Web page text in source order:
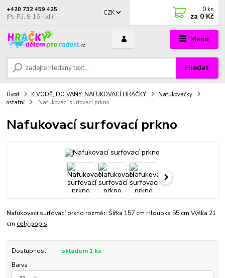
Menu
CZK
Hledat
+420 732 459 425
(Po-Pá, 8-16 hod.)
0 ks
za 0 Kč
Úvod K VODĚ, DO VANY, NAFUKOVACÍ HRAČKY
Nafukovačky
ostatní
Nafukovací surfovací prkno
Nafukovací surfovací prkno
Nafukovací surfovací prkno rozměr: Šířka 157 cm Hloubka 55 cm Výška 21
cm celý popis
Dostupnost
skladem 1 ks
Barva